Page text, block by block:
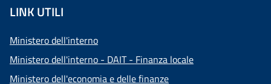
LINK UTILI
Ministero dell'interno
Ministero dell'interno - DAIT - Finanza locale
Ministero dell'economia e delle finanze